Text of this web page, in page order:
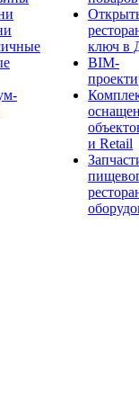
ключ в
BIM-
и Retail